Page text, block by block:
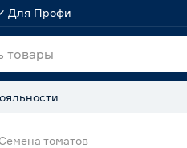
Для Профи
Семена томатов